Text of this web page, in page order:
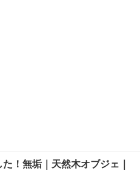
！無垢｜天然木オブジェ｜